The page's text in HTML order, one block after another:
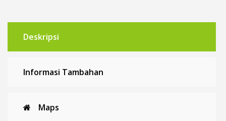
Deskripsi
Informasi Tambahan
Maps